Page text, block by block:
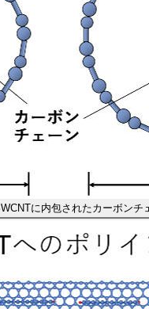
に内包されたカーボンチ